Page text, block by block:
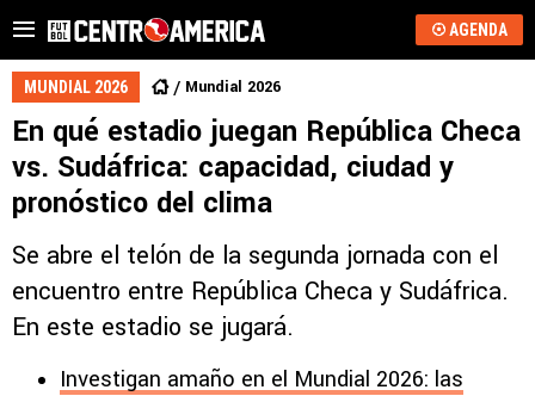
AGENDA
MUNDIAL 2026 Mundial 2026
En qué estadio juegan República Checa
vs. Sudáfrica: capacidad, ciudad y
pronóstico del clima
Se abre el telón de la segunda jornada con el
encuentro entre República Checa y Sudáfrica.
En este estadio se jugará.
Investigan amaño en el Mundial 2026: las